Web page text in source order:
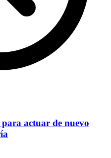
actuar de nuevo